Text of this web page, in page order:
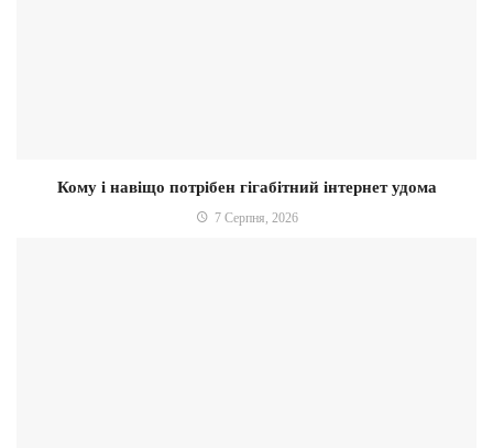
Кому і навіщо потрібен гігабітний інтернет удома
7 Серпня, 2026